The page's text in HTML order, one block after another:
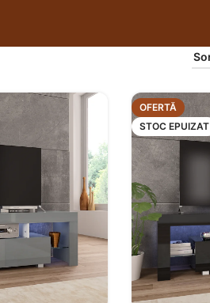
OFERTĂ
STOC EPUIZAT